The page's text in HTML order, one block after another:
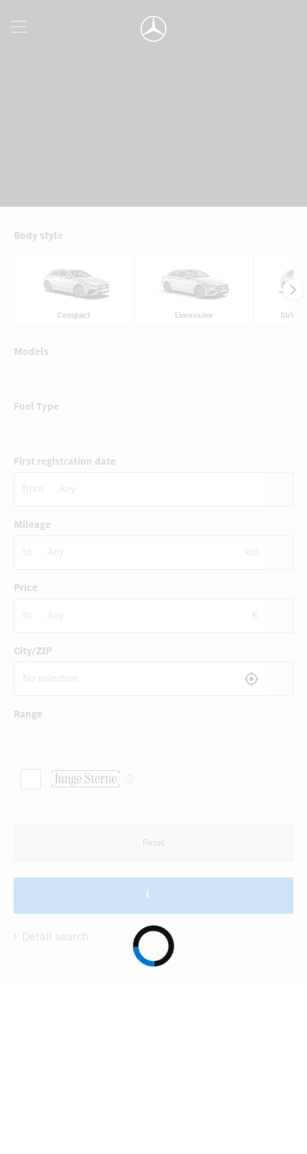
Body style
Compact Limousine SUV &
Models
Fuel Type
First registration date
from
Mileage
to km
Price
to €
City/ZIP
Range
Detail search
Reset